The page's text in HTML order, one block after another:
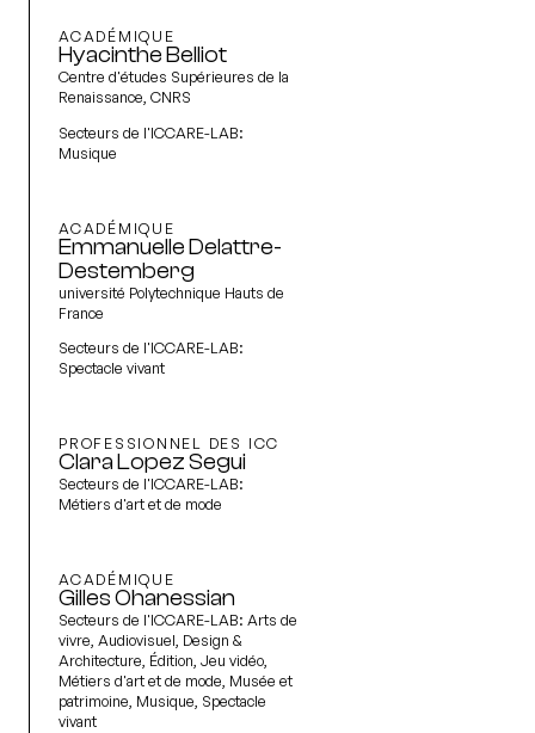
ACADÉMIQUE
Hyacinthe Belliot
Centre d'études Supérieures de la
Renaissance, CNRS
Secteurs de l'ICCARE-LAB:
Musique
ACADÉMIQUE
Emmanuelle Delattre-
Destemberg
université Polytechnique Hauts de
France
Secteurs de l'ICCARE-LAB:
Spectacle vivant
PROFESSIONNEL DES ICC
Clara Lopez Segui
Secteurs de l'ICCARE-LAB:
Métiers d'art et de mode
ACADÉMIQUE
Gilles Ohanessian
Secteurs de l'ICCARE-LAB: Arts de
vivre, Audiovisuel, Design &
Architecture, Édition, Jeu vidéo,
Métiers d'art et de mode, Musée et
patrimoine, Musique, Spectacle
vivant